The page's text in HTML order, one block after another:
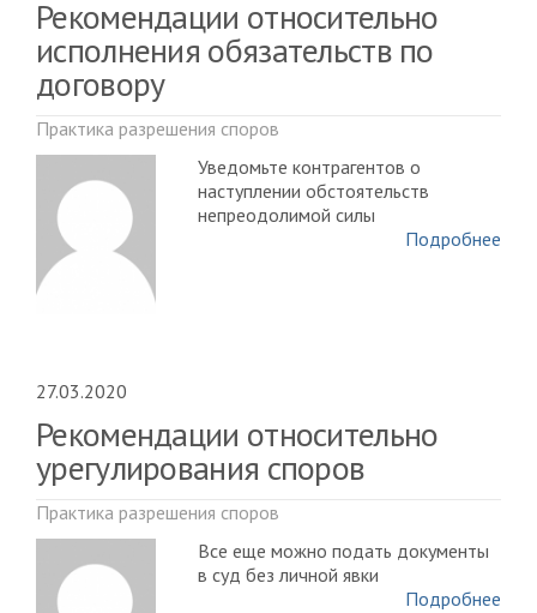
Рекомендации относительно
исполнения обязательств по
договору
Практика разрешения споров
Уведомьте контрагентов о
наступлении обстоятельств
непреодолимой силы
Подробнее
27.03.2020
Рекомендации относительно
урегулирования споров
Практика разрешения споров
Все еще можно подать документы
в суд без личной явки
Подробнее